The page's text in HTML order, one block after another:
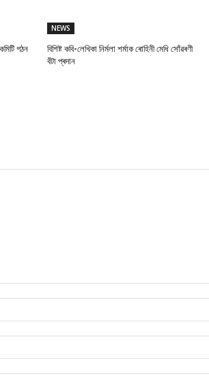
গঠন
NEWS
বিশিষ্ট কবি-লেখিকা নিৰ্মলা শৰ্মাক ৰোহিনী মেধি সোঁৱৰণী
বঁটা প্ৰদান